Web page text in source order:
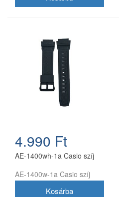
4.990 Ft
AE-1400wh-1a Casio szíj
AE-1400w-1a Casio szíj